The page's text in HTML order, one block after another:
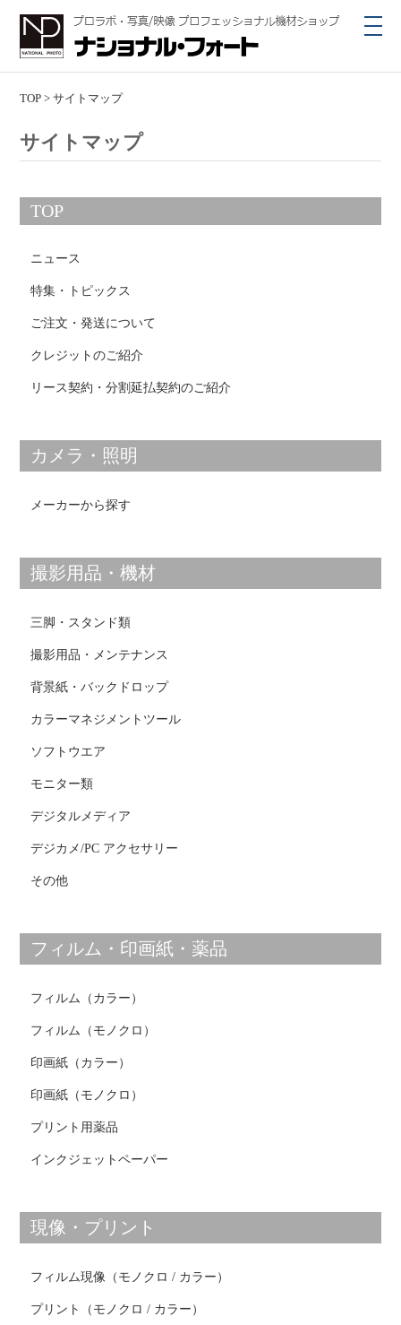
TOP >サイトマップ
サイトマップ
TOP
ニュース
特集・トピックス
ご注文・発送について
クレジットのご紹介
リース契約・分割延払契約のご紹介
カメラ・照明
メーカーから探す
撮影用品・機材
三脚・スタンド類
撮影用品・メンテナンス
背景紙・バックドロップ
カラーマネジメントツール
ソフトウエア
モニター類
デジタルメディア
デジカメ/PC アクセサリー
その他
フィルム・印画紙・薬品
フィルム（カラー）
フィルム（モノクロ）
印画紙（カラー）
印画紙（モノクロ）
プリント用薬品
インクジェットペーパー
現像・プリント
フィルム現像（モノクロ / カラー）
プリント（モノクロ / カラー）